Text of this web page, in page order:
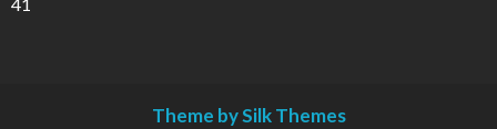
Theme by Silk Themes